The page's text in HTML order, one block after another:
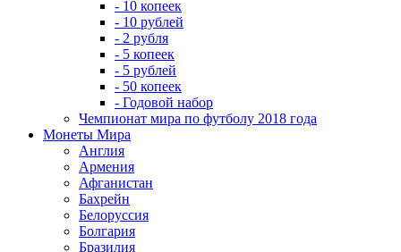
- 10 копеек
- 10 рублей
- 2 рубля
- 5 копеек
- 5 рублей
- 50 копеек
- Годовой набор
Чемпионат мира по футболу 2018 года
Монеты Мира
Англия
Армения
Афганистан
Бахрейн
Белоруссия
Болгария
Бразилия